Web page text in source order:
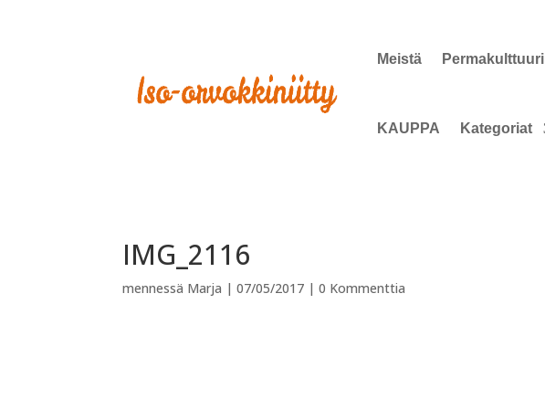
Meistä Permakulttuuri
KAUPPA Kategoriat
IMG_2116
mennessä Marja |07/05/2017 |0 Kommenttia